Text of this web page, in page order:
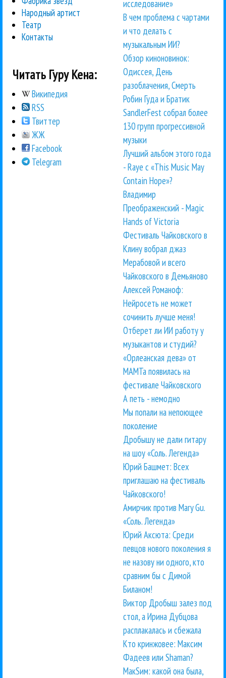
Народный артист
Театр
Контакты
Читать Гуру Кена:
Википедия
RSS
Твиттер
ЖЖ
Facebook
Telegram
исследование»
В чем проблема с чартами
и что делать с
музыкальным ИИ?
Обзор киноновинок:
Одиссея, День
разоблачения, Смерть
Робин Гуда и Братик
SandlerFest собрал более
130 групп прогрессивной
музыки
Лучший альбом этого года
- Raye с «This Music May
Contain Hope»?
Владимир
Преображенский - Magic
Hands of Victoria
Фестиваль Чайковского в
Клину вобрал джаз
Мерабовой и всего
Чайковского в Демьяново
Алексей Романоф:
Нейросеть не может
сочинить лучше меня!
Отберет ли ИИ работу у
музыкантов и студий?
«Орлеанская дева» от
МАМТа появилась на
фестивале Чайковского
А петь - немодно
Мы попали на непоющее
поколение
Дробышу не дали гитару
на шоу «Соль. Легенда»
Юрий Башмет: Всех
приглашаю на фестиваль
Чайковского!
Амирчик против Mary Gu.
«Соль. Легенда»
Юрий Аксюта: Среди
певцов нового поколения я
не назову ни одного, кто
сравним бы с Димой
Биланом!
Виктор Дробыш залез под
стол, а Ирина Дубцова
расплакалась и сбежала
Кто кринжовее: Максим
Фадеев или Shaman?
МакSим: какой она была,